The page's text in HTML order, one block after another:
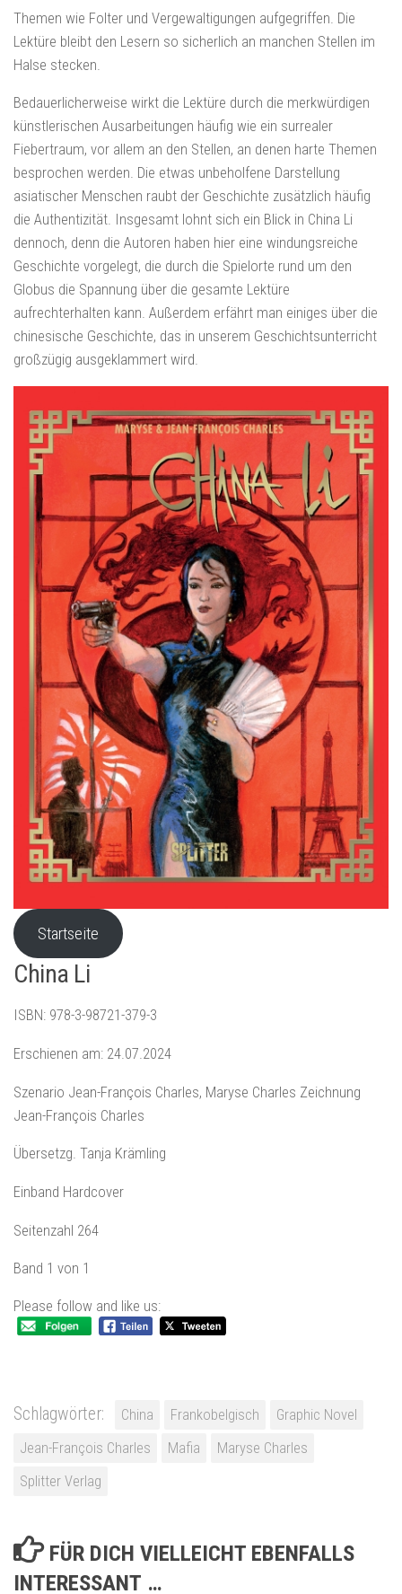
Themen wie Folter und Vergewaltigungen aufgegriffen. Die
Lektüre bleibt den Lesern so sicherlich an manchen Stellen im
Halse stecken.
Bedauerlicherweise wirkt die Lektüre durch die merkwürdigen
künstlerischen Ausarbeitungen häufig wie ein surrealer
Fiebertraum, vor allem an den Stellen, an denen harte Themen
besprochen werden. Die etwas unbeholfene Darstellung
asiatischer Menschen raubt der Geschichte zusätzlich häufig
die Authentizität. Insgesamt lohnt sich ein Blick in China Li
dennoch, denn die Autoren haben hier eine windungsreiche
Geschichte vorgelegt, die durch die Spielorte rund um den
Globus die Spannung über die gesamte Lektüre
aufrechterhalten kann. Außerdem erfährt man einiges über die
chinesische Geschichte, das in unserem Geschichtsunterricht
großzügig ausgeklammert wird.
Startseite
China Li
ISBN: 978-3-98721-379-3
Erschienen am: 24.07.2024
Szenario Jean-François Charles, Maryse Charles Zeichnung
Jean-François Charles
Übersetzg. Tanja Krämling
Einband Hardcover
Seitenzahl 264
Band 1 von 1
Please follow and like us:
Schlagwörter: China Frankobelgisch
Graphic Novel
Jean-François Charles
Mafia
Maryse Charles
Splitter Verlag
FÜR DICH VIELLEICHT EBENFALLS
INTERESSANT …